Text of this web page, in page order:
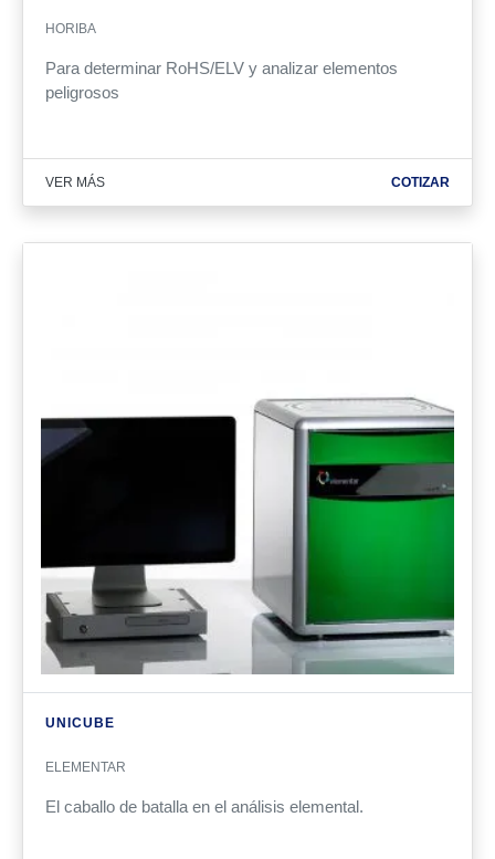
HORIBA
Para determinar RoHS/ELV y analizar elementos
peligrosos
VER MÁS COTIZAR
UNICUBE
ELEMENTAR
El caballo de batalla en el análisis elemental.